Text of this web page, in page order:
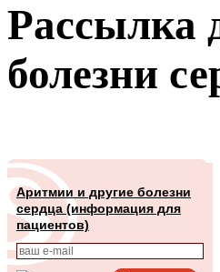
Рассылка
болезни
Аритмии и другие болезни
сердца (информация для
пациентов)